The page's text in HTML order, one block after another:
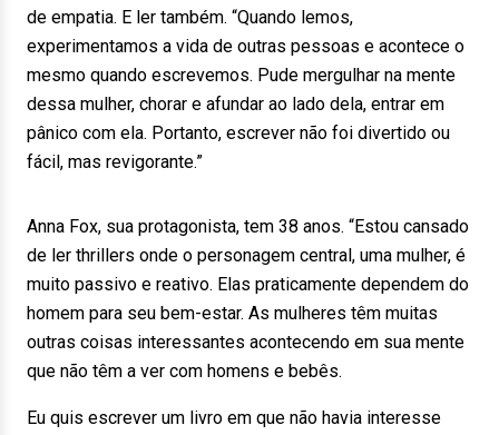
de empatia. E ler também. “Quando lemos,
experimentamos a vida de outras pessoas e acontece o
mesmo quando escrevemos. Pude mergulhar na mente
dessa mulher, chorar e afundar ao lado dela, entrar em
pânico com ela. Portanto, escrever não foi divertido ou
fácil, mas revigorante.”
Anna Fox, sua protagonista, tem 38 anos. “Estou cansado
de ler thrillers onde o personagem central, uma mulher, é
muito passivo e reativo. Elas praticamente dependem do
homem para seu bem-estar. As mulheres têm muitas
outras coisas interessantes acontecendo em sua mente
que não têm a ver com homens e bebês.
Eu quis escrever um livro em que não havia interesse